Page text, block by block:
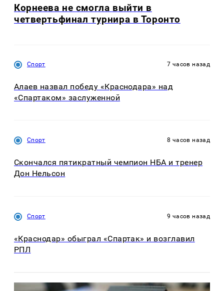
Корнеева не смогла выйти в
четвертьфинал турнира в Торонто
Спорт 7 часов назад
Алаев назвал победу «Краснодара» над
«Спартаком» заслуженной
Спорт 8 часов назад
Скончался пятикратный чемпион НБА и тренер
Дон Нельсон
Спорт 9 часов назад
«Краснодар» обыграл «Спартак» и возглавил
РПЛ